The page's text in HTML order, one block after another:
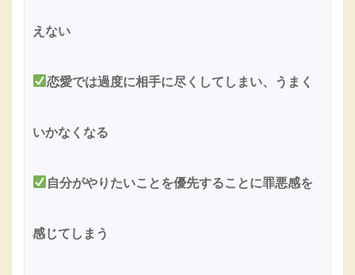
えない
恋愛では過度に相手に尽くしてしまい、うまく
いかなくなる
自分がやりたいことを優先することに罪悪感を
感じてしまう